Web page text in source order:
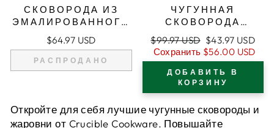
СКОВОРОДА ИЗ
ЭМАЛИРОВАННОГО
ЧУГУНА 10.25"/26
СМ, ЖАРОВНЯ + 2
СИЛИКОНОВЫХ
ЧЕХЛА ДЛЯ РУЧЕК
$64.97 USD
РАСПРОДАНО
ЧУГУННАЯ
СКОВОРОДА
(ОЧЕНЬ ГЛУБОКАЯ)
- 10,25-ДЮЙМА (26
СМ) С КРЫШКОЙ
ДЛЯ СКОВОРОДЫ,
ЖАРОВНИ +
СИЛИКОНОВЫЕ
ДЕРЖАТЕЛИ ДЛЯ
РУЧЕК - ПОСУДА,
Обычная
цена
$99.97 USD Цена
продажи
$43.97 USD
Сохранить $56.00 USD
ДОБАВИТЬ В
КОРЗИНУ
Откройте для себя лучшие чугунные сковороды и
жаровни от Crucible Cookware. Повышайте